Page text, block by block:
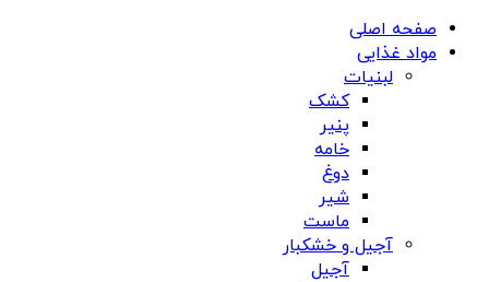
صفحه اصلی
مواد غذایی
لبنیات
کشک
پنیر
خامه
دوغ
شیر
ماست
آجیل و خشکبار
آجیل